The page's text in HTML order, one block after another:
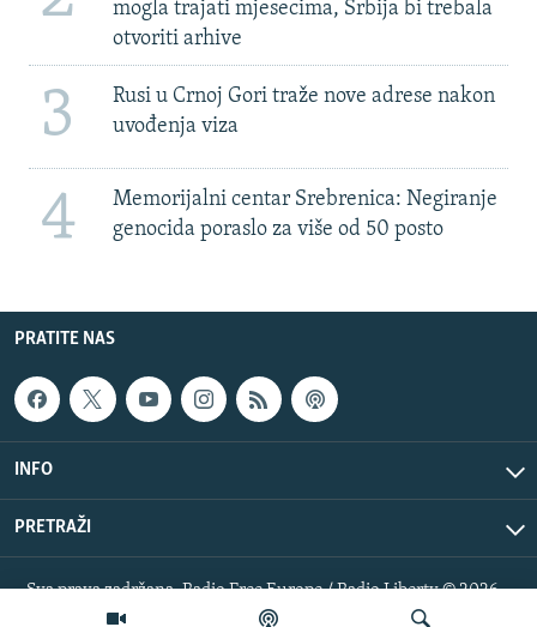
mogla trajati mjesecima, Srbija bi trebala
otvoriti arhive
3
Rusi u Crnoj Gori traže nove adrese nakon
uvođenja viza
4
Memorijalni centar Srebrenica: Negiranje
genocida poraslo za više od 50 posto
PRATITE NAS
INFO
PRETRAŽI
Sva prava zadržana. Radio Free Europe / Radio Liberty © 2026
RFE/RL, Inc.